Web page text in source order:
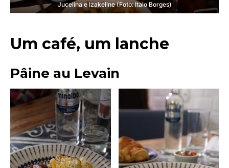
Jucelina e Izakeline (Foto: Italo Borges)
Um café, um lanche
Pâine au Levain